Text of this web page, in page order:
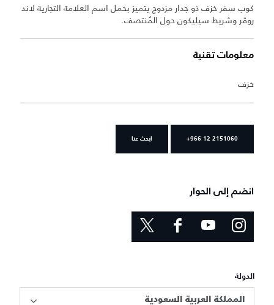
كوب سفر خزف ذو جدار مزدوج يتميز بحمل اسم العلامة التجارية لاند
روڤر وشريط سيليكون حول المُنتصف.
معلومات تقنية
خزف
+966 12 2151060 ابحث عنا
انضم إلى الحوار
الدولة
المملكة العربية السعودية